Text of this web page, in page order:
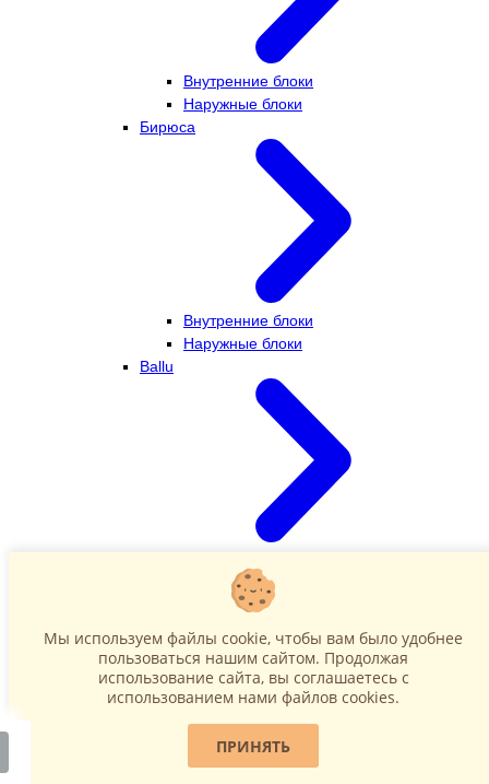
Внутренние блоки
Наружные блоки
Бирюса
Внутренние блоки
Наружные блоки
Ballu
Наружные блоки
Мы используем файлы cookie, чтобы вам было удобнее
пользоваться нашим сайтом. Продолжая
использование сайта, вы соглашаетесь c
использованием нами файлов cookies.
ПРИНЯТЬ